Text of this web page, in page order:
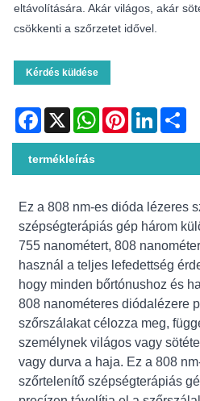
eltávolítására. Akár világos, akár
csökkenti a szőrzetet idővel.
Kérdés küldése
Facebook
X WhatsAppPinterestLinkedIn
termékleírás
Ez a 808 nm-es dióda lézeres
szépségterápiás gép három
755 nanométert, 808
használ a teljes lefedettség
hogy minden bőrtónushoz és
808 nanométeres diódalézere
szőrszálakat célozza meg,
személynek világos vagy
vagy durva a haja. Ez a 808
szőrtelenítő szépségterápiás